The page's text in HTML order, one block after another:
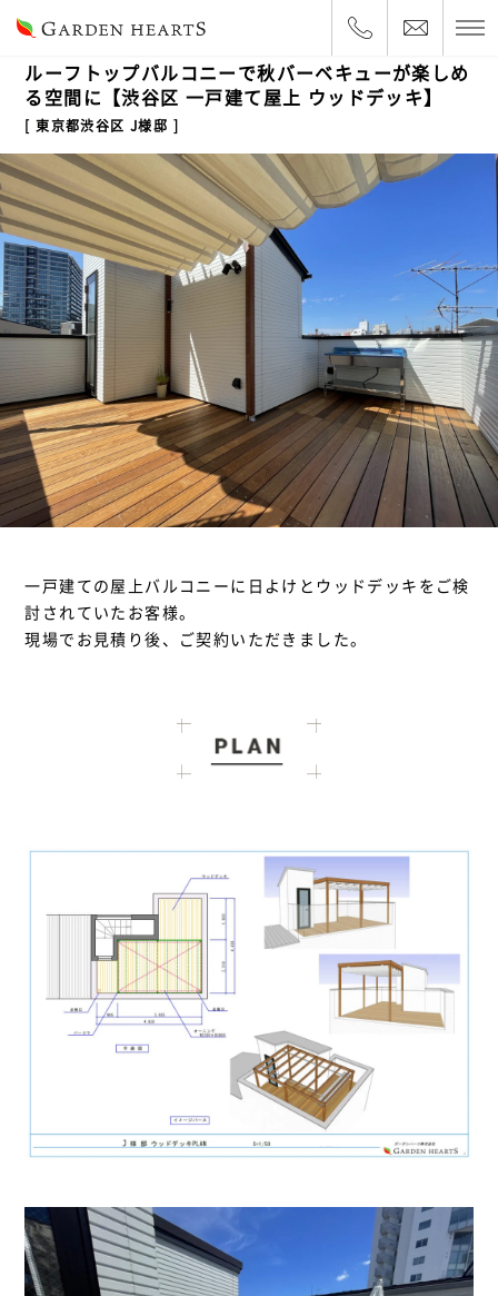
2022.9.27 ルーフバルコニー
東京都渋谷区 J様邸
ルーフトップバルコニーで秋バーベキューが楽しめ
る空間に【渋谷区 一戸建て屋上 ウッドデッキ】
一戸建ての屋上バルコニーに日よけとウッドデッキをご検
討されていたお客様。
現場でお見積り後、ご契約いただきました。